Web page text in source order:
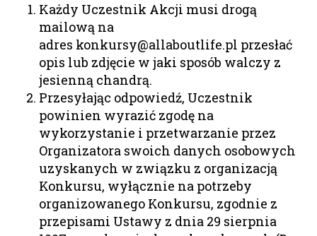
Każdy Uczestnik Akcji musi drogą
mailową na
adres konkursy@allaboutlife.pl przesłać
opis lub zdjęcie w jaki sposób walczy z
jesienną chandrą.
Przesyłając odpowiedź, Uczestnik
powinien wyrazić zgodę na
wykorzystanie i przetwarzanie przez
Organizatora swoich danych osobowych
uzyskanych w związku z organizacją
Konkursu, wyłącznie na potrzeby
organizowanego Konkursu, zgodnie z
przepisami Ustawy z dnia 29 sierpnia